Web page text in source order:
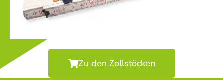
Zu den Zollstöcken